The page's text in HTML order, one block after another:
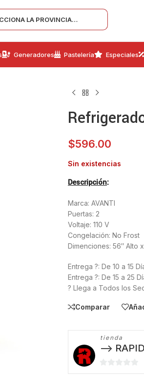
LA PROVINCIA…
Generadores Pastelería Especiales
$596.00
Sin existencias
Descripción:
Marca: AVANTI
Puertas: 2
Voltaje: 110 V
Congelación: No Frost
Dimenciones: 56″ Alto
Entrega ?: De 10 a 15
Entrega ?: De 15 a 25
? Llega a Todos los
Comparar
tienda
-->
0